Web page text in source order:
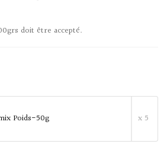
doit être accepté.
Poids-50g x 5